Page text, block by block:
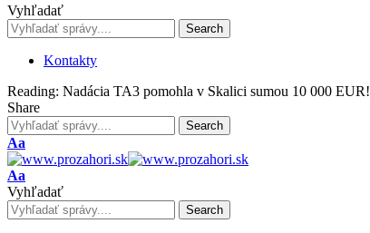
Vyhľadať
Kontakty
Reading: Nadácia TA3 pomohla v Skalici sumou 10 000 EUR!
Share
Font
Resizer
Aa
Font
Resizer
Aa
Vyhľadať